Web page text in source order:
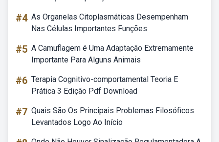
#4 As Organelas Citoplasmáticas Desempenham
Nas Células Importantes Funções
#5 A Camuflagem é Uma Adaptação Extremamente
Importante Para Alguns Animais
#6 Terapia Cognitivo-comportamental Teoria E
Prática 3 Edição Pdf Download
#7 Quais São Os Principais Problemas Filosóficos
Levantados Logo Ao Início